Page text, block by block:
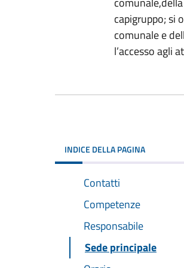
capigruppo; si
comunale e
l’accesso agli
INDICE DELLA PAGINA
Contatti
Competenze
Responsabile
Sede principale